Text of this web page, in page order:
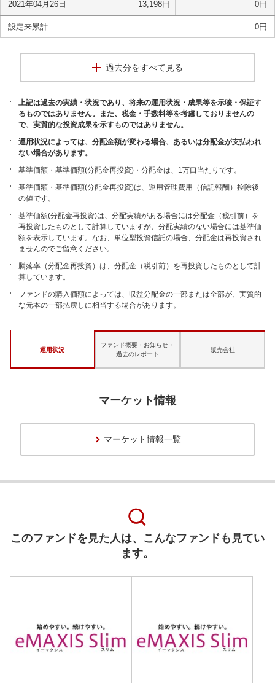
2021年04月26日 13,198円 0円
設定来累計 0円
過去分をすべて見る
上記は過去の実績・状況であり、将来の運用状況・成果等を示唆・保証す
るものではありません。また、税金・手数料等を考慮しておりませんの
で、実質的な投資成果を示すものではありません。
運用状況によっては、分配金額が変わる場合、あるいは分配金が支払われ
ない場合があります。
基準価額・基準価額(分配金再投資)・分配金は、1万口当たりです。
基準価額・基準価額(分配金再投資)は、運用管理費用（信託報酬）控除後
の値です。
基準価額(分配金再投資)は、分配実績がある場合には分配金（税引前）を
再投資したものとして計算していますが、分配実績のない場合には基準価
額を表示しています。なお、単位型投資信託の場合、分配金は再投資され
ませんのでご留意ください。
騰落率（分配金再投資）は、分配金（税引前）を再投資したものとして計
算しています。
ファンドの購入価額によっては、収益分配金の一部または全部が、実質的
な元本の一部払戻しに相当する場合があります。
運用状況
ファンド概要・お知らせ・
過去のレポート
販売会社
マーケット情報
マーケット情報一覧
このファンドを見た人は、こんなファンドも見てい
ます。